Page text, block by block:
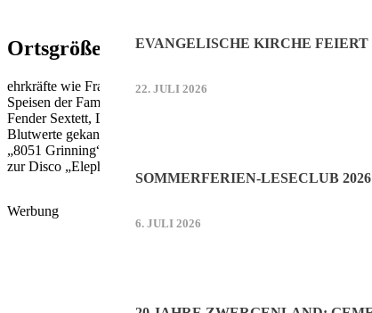
EVANGELISCHE KIRCHE FEIERT
22. JULI 2026
SOMMERFERIEN-LESECLUB
6. JULI 2026
Ortsgrößen, Events, Promis
ehrkräfte wie Frau Spiegel, Herr Rominger und Herr Springer
Speisen der Familie Bonomo im „Weißen Riesen“. Das
Fender Sextett, Lagerfeuer am Massenhauser Baggersee
Blutwerte gekannt und wo und mit wem du am Tag zuvor
„8051 Grinning“ mit Stars wie Veronika Fitz, Günter Maria
zur Disco „Elephant“ und legt einen Sonntagnachmittag auf.
Werbung